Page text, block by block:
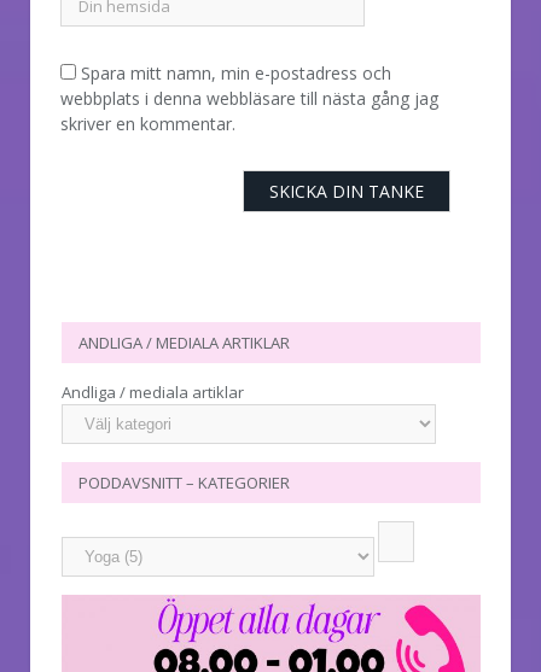
Spara mitt namn, min e-postadress och
webbplats i denna webbläsare till nästa gång jag
skriver en kommentar.
ANDLIGA / MEDIALA ARTIKLAR
Andliga / mediala artiklar
PODDAVSNITT – KATEGORIER